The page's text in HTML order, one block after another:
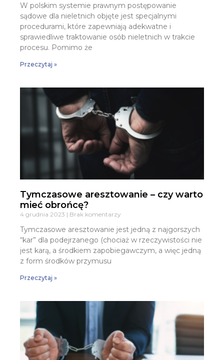
W polskim systemie prawnym postępowanie
sądowe dla nieletnich objęte jest specjalnymi
procedurami, które zapewniają adekwatne i
sprawiedliwe traktowanie osób nieletnich w trakcie
procesu. Pomimo że
Przeczytaj »
Tymczasowe aresztowanie – czy warto
mieć obrońcę?
4 grudnia 2023 Brak komentarzy
Tymczasowe aresztowanie jest jedną z najgorszych
“kar” dla podejrzanego (chociaż w rzeczywistości nie
jest karą, a środkiem zapobiegawczym, a więc jedną
z form środków przymusu
Przeczytaj »